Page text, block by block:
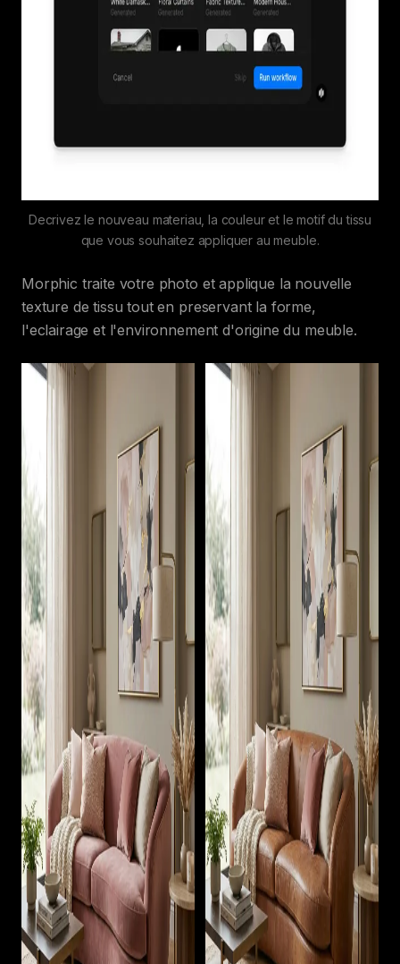
Decrivez le nouveau materiau, la couleur et le motif du tissu
que vous souhaitez appliquer au meuble.
Morphic traite votre photo et applique la nouvelle
texture de tissu tout en preservant la forme,
l'eclairage et l'environnement d'origine du meuble.